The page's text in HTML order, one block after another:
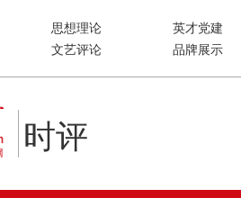
思想理论 英才党建
文艺评论 品牌展示
时评